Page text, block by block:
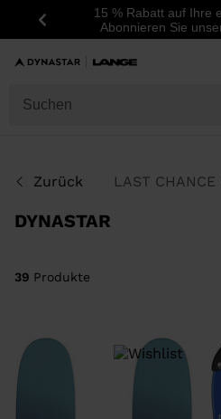
Zurück
15 % Rabatt auf Ihre
Abonnieren Sie
Zurück LAST CHANCE
DYNASTAR
GESCHLECHT
NUR
VERFÜGBARE
ARTIKEL
OFF
39 Produkte